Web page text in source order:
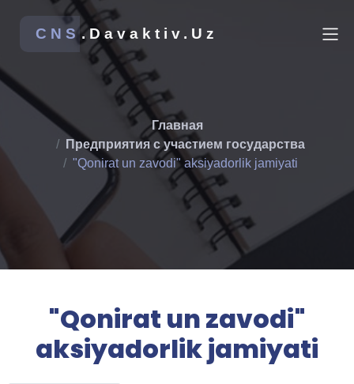
CNS.Davaktiv.Uz
Главная
Предприятия с участием государства
"Qonirat un zavodi" aksiyadorlik jamiyati
"Qonirat un zavodi"
aksiyadorlik jamiyati